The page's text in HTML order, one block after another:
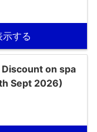
する
on spa
Sept 2026)